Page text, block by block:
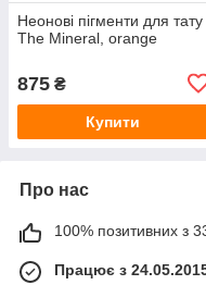
Неонові пігменти для тату
The Mineral, orange
875 ₴
Купити
Про нас
100% позитивних з 33
Працює з